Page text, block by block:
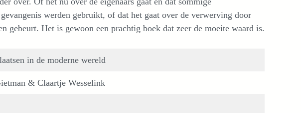
werden gebruikt, of dat het gaat over de verwerving door
gebeurt. Het is gewoon een prachtig boek dat zeer de moeite waard is.
in de moderne wereld
& Claartje Wesselink